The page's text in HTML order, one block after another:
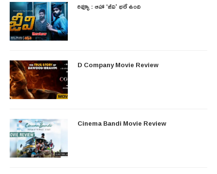
రివ్యూ : ఆహా ‘జీవి’ భలే ఉంది
D Company Movie Review
Cinema Bandi Movie Review